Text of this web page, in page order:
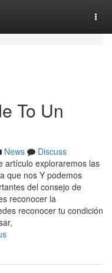
To Un
News
Discuss
artículo exploraremos las
que nos Y podemos
del consejo de
reconocer la
reconocer tu condición